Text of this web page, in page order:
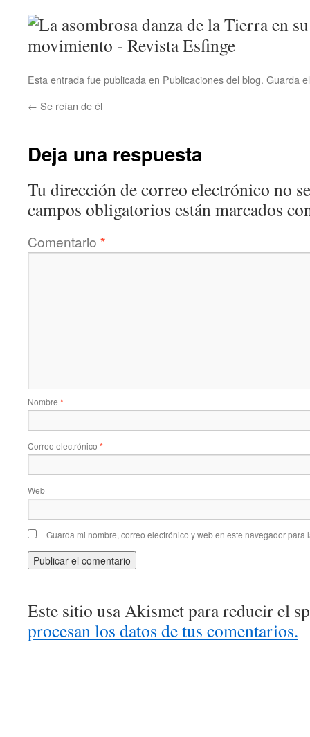
Esta entrada fue publicada en Publicaciones del blog. Guarda
← Se reían de él
Deja una respuesta
Tu dirección de correo electrónico no
campos obligatorios están marcados
Comentario *
Nombre *
Correo electrónico *
Web
Guarda mi nombre, correo electrónico y web en este navegador para
Este sitio usa Akismet para reducir el
procesan los datos de tus comentarios.